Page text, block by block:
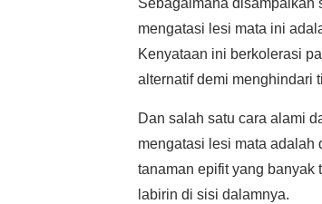
Sebagaimana disampaikan
mengatasi lesi mata ini
Kenyataan ini berkolerasi
alternatif demi menghindari
Dan salah satu cara alami
mengatasi lesi mata adalah
tanaman epifit yang banyak
labirin di sisi dalamnya.